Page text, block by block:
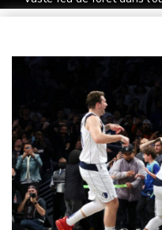
d'urgence déclaré
prises jamais réalisées
L'auteur de la tuerie en
carabine à air comprimé à
Hong Kong enregistre un
Des échanges de frappes
Russie
Les éclipses, une
Japon: 81 ans après